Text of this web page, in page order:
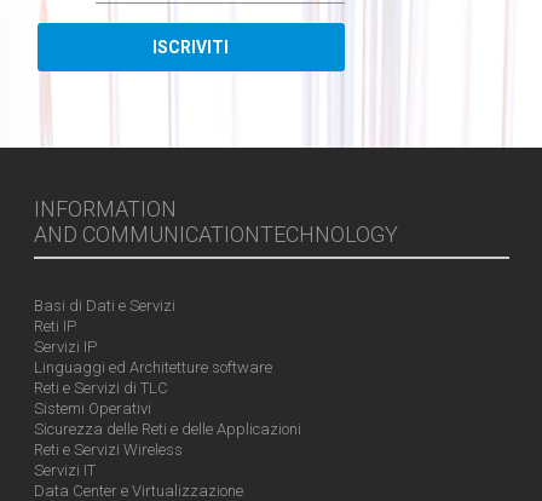
INFORMATION
AND COMMUNICATIONTECHNOLOGY
Basi di Dati e Servizi
Reti IP
Servizi IP
Linguaggi ed Architetture software
Reti e Servizi di TLC
Sistemi Operativi
Sicurezza delle Reti e delle Applicazioni
Reti e Servizi Wireless
Servizi IT
Data Center e Virtualizzazione